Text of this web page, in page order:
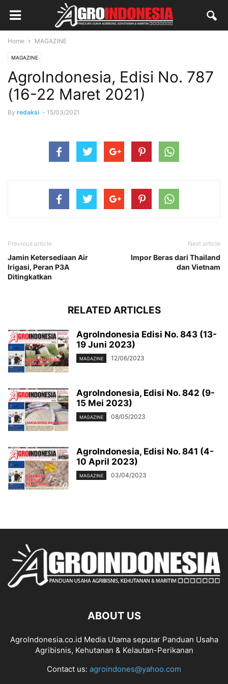
Home MAGAZINE
MAGAZINE
AgroIndonesia, Edisi No. 787
(16-22 Maret 2021)
By redaksi - 15/03/2021
Previous article
Jamin Ketersediaan Air
Irigasi, Peran P3A
Ditingkatkan
Next article
Impor Beras dari Thailand
dan Vietnam
RELATED ARTICLES
AgroIndonesia Edisi No. 843 (13-
19 Juni 2023)
MAGAZINE 12/06/2023
AgroIndonesia, Edisi No. 842 (9-
15 Mei 2023)
MAGAZINE 08/05/2023
AgroIndonesia, Edisi No. 841 (4-
10 April 2023)
MAGAZINE 03/04/2023
ABOUT US
AgroIndonesia.co.id Media Utama seputar Panduan Usaha
Agribisnis, Kehutanan & Kelautan-Perikanan
Contact us: agroindones@yahoo.com